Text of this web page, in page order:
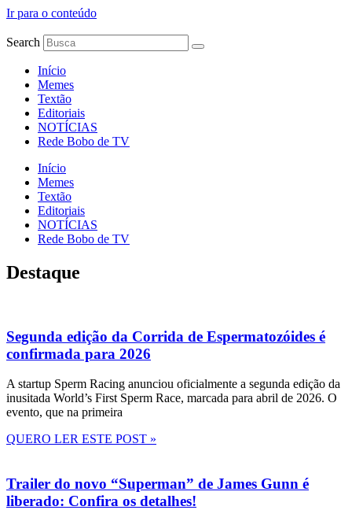
Ir para o conteúdo
Search
Início
Memes
Textão
Editoriais
NOTÍCIAS
Rede Bobo de TV
Início
Memes
Textão
Editoriais
NOTÍCIAS
Rede Bobo de TV
Destaque
Segunda edição da Corrida de Espermatozóides é
confirmada para 2026
A startup Sperm Racing anunciou oficialmente a segunda edição da
inusitada World’s First Sperm Race, marcada para abril de 2026. O
evento, que na primeira
QUERO LER ESTE POST »
Trailer do novo “Superman” de James Gunn é
liberado: Confira os detalhes!